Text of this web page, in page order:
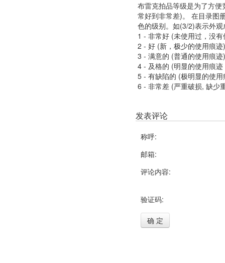
布雷克拍品等级是为了方
常好到非常差)。 在目录图
色的级别。如(3/2)表示外
1 - 非常好 (未使用过，没
2 - 好 (新，极少的使用痕迹)
3 - 满意的 (普通的使用痕迹)
4 - 及格的 (明显的使用痕
5 - 有缺陷的 (极明显的使
6 - 非常差 (严重破损, 缺少
发表评论
称呼:
邮箱:
评论内容:
验证码:
确 定